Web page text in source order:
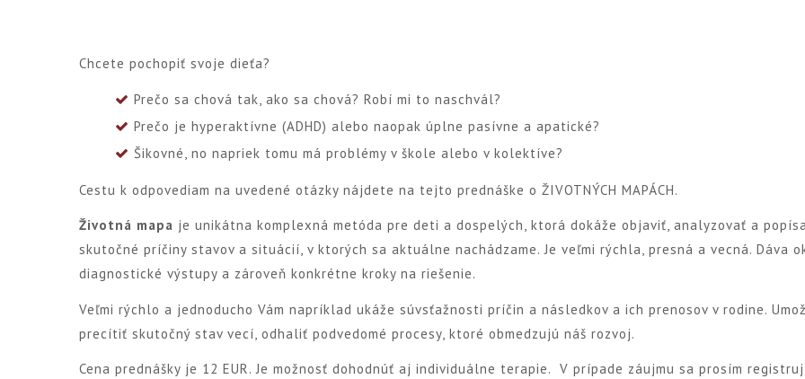
Chcete pochopiť svoje dieťa?
Prečo sa chová tak, ako sa chová? Robí mi to naschvál?
Prečo je hyperaktívne (ADHD) alebo naopak úplne pasívne a apatické?
Šikovné, no napriek tomu má problémy v škole alebo v kolektíve?
Cestu k odpovediam na uvedené otázky nájdete na tejto prednáške o ŽIVOTNÝCH MAPÁCH.
Životná mapa je unikátna komplexná metóda pre deti a dospelých, ktorá dokáže objaviť, analyzovať a
skutočné príčiny stavov a situácií, v ktorých sa aktuálne nachádzame. Je veľmi rýchla, presná a vecná. Dáva
diagnostické výstupy a zároveň konkrétne kroky na riešenie.
Veľmi rýchlo a jednoducho Vám napríklad ukáže súvsťažnosti príčin a následkov a ich prenosov v rodine.
precítiť skutočný stav vecí, odhaliť podvedomé procesy, ktoré obmedzujú náš rozvoj.
Cena prednášky je 12 EUR. Je možnosť dohodnúť aj individuálne terapie. V prípade záujmu sa prosím